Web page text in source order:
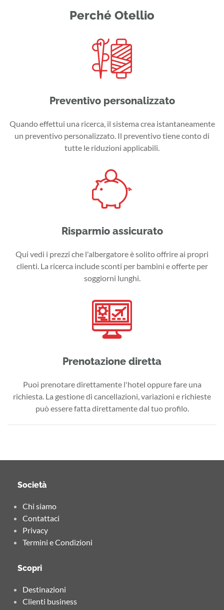
Perché Otellio
Preventivo personalizzato
Quando effettui una ricerca, il sistema crea istantaneamente
un preventivo personalizzato. Il preventivo tiene conto di
tutte le riduzioni applicabili.
Risparmio assicurato
Qui vedi i prezzi che l'albergatore è solito offrire ai propri
clienti. La ricerca include sconti per bambini e offerte per
soggiorni lunghi.
Prenotazione diretta
Puoi prenotare direttamente l'hotel oppure fare una
richiesta. La gestione di cancellazioni, variazioni e richieste
può essere fatta direttamente dal tuo profilo.
Società
Chi siamo
Contattaci
Privacy
Termini e Condizioni
Scopri
Destinazioni
Clienti business